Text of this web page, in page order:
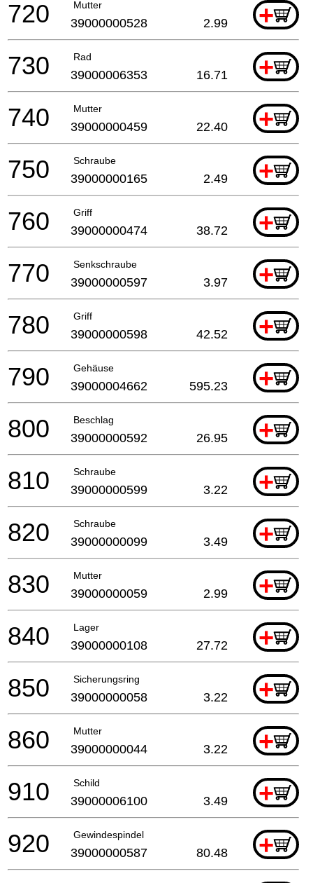
Mutter +
720 39000000528 2.99
Rad +
730 39000006353 16.71
Mutter +
740 39000000459 22.40
Schraube +
750 39000000165 2.49
Griff +
760 39000000474 38.72
Senkschraube +
770 39000000597 3.97
Griff +
780 39000000598 42.52
Gehäuse +
790 39000004662 595.23
Beschlag +
800 39000000592 26.95
Schraube +
810 39000000599 3.22
Schraube +
820 39000000099 3.49
Mutter +
830 39000000059 2.99
Lager +
840 39000000108 27.72
Sicherungsring +
850 39000000058 3.22
Mutter +
860 39000000044 3.22
Schild +
910 39000006100 3.49
Gewindespindel +
920 39000000587 80.48